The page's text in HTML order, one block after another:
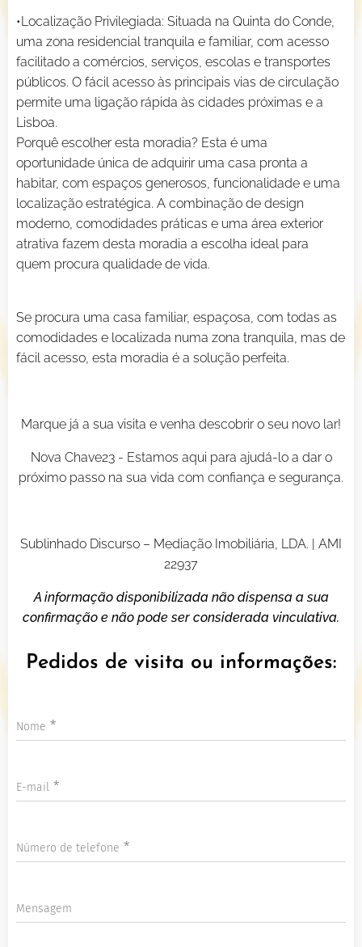
•Localização Privilegiada: Situada na Quinta do Conde,
uma zona residencial tranquila e familiar, com acesso
facilitado a comércios, serviços, escolas e transportes
públicos. O fácil acesso às principais vias de circulação
permite uma ligação rápida às cidades próximas e a
Lisboa.
Porquê escolher esta moradia? Esta é uma
oportunidade única de adquirir uma casa pronta a
habitar, com espaços generosos, funcionalidade e uma
localização estratégica. A combinação de design
moderno, comodidades práticas e uma área exterior
atrativa fazem desta moradia a escolha ideal para
quem procura qualidade de vida.
Se procura uma casa familiar, espaçosa, com todas as
comodidades e localizada numa zona tranquila, mas de
fácil acesso, esta moradia é a solução perfeita.
Marque já a sua visita e venha descobrir o seu novo lar!
Nova Chave23 - Estamos aqui para ajudá-lo a dar o
próximo passo na sua vida com confiança e segurança.
Sublinhado Discurso – Mediação Imobiliária, LDA. | AMI
22937
A informação disponibilizada não dispensa a sua
confirmação e não pode ser considerada vinculativa.
Pedidos de visita ou informações:
Nome
E-mail
Número de telefone
Mensagem